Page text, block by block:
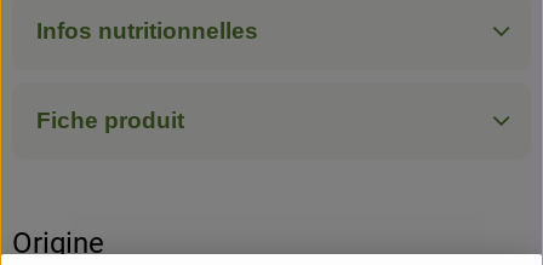
Infos nutritionnelles
Fiche produit
Origine